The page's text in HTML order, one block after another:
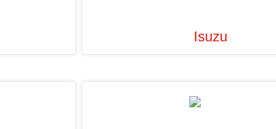
Isuzu